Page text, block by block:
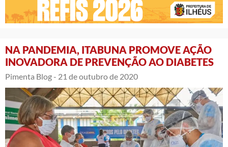
NA PANDEMIA, ITABUNA PROMOVE AÇÃO
INOVADORA DE PREVENÇÃO AO DIABETES
Pimenta Blog - 21 de outubro de 2020